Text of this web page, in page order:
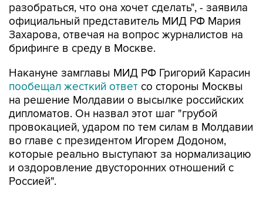
разобраться, что она хочет сделать", - заявила
официальный представитель МИД РФ Мария
Захарова, отвечая на вопрос журналистов на
брифинге в среду в Москве.
Накануне замглавы МИД РФ Григорий Карасин
пообещал жесткий ответ со стороны Москвы
на решение Молдавии о высылке российских
дипломатов. Он назвал этот шаг "грубой
провокацией, ударом по тем силам в Молдавии
во главе с президентом Игорем Додоном,
которые реально выступают за нормализацию
и оздоровление двусторонних отношений с
Россией".